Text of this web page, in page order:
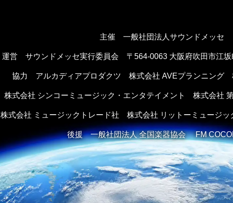
主催 一般社団法人サウンドメッセ
運営 サウンドメッセ実行委員会 〒564-0063 大阪府吹田市江
協力 アルカディアプロダクツ 株式会社 AVEプランニング
株式会社 シンコーミュージック・エンタテイメント 株式会社
株式会社 ミュージックトレード社 株式会社 リットーミュージ
後援一般社団法人 全国楽器協会 FM